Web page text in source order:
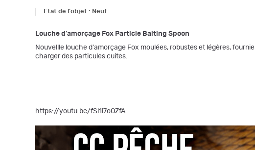
Etat de l'objet : Neuf
Louche d'amorçage Fox Particle Baiting Spoon
Nouvellle louche d'amorçage Fox moulées, robustes et légères,
charger des particules cuites.
https://youtu.be/fSl1i7oOZfA